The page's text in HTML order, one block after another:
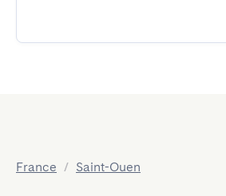
France / Saint-Ouen